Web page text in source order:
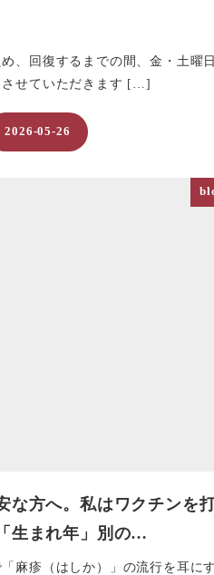
、回復するまでの間、金・土曜
させていただきます […]
2026-05-26
な方へ。私はワクチンを
生まれ年」別の…
麻疹（はしか）」の流行を耳に